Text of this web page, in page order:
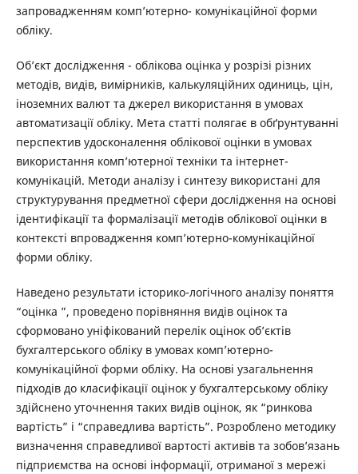
запровадженням комп’ютерно- комунікаційної форми
обліку.
Об’єкт дослідження - облікова оцінка у розрізі різних
методів, видів, вимірників, калькуляційних одиниць, цін,
іноземних валют та джерел використання в умовах
автоматизації обліку. Мета статті полягає в обґрунтуванні
перспектив удосконалення облікової оцінки в умовах
використання комп’ютерної техніки та інтернет-
комунікацій. Методи аналізу і синтезу використані для
структурування предметної сфери дослідження на основі
ідентифікації та формалізації методів облікової оцінки в
контексті впровадження комп’ютерно-комунікаційної
форми обліку.
Наведено результати історико-логічного аналізу поняття
“оцінка ”, проведено порівняння видів оцінок та
сформовано уніфікований перелік оцінок об’єктів
бухгалтерського обліку в умовах комп’ютерно-
комунікаційної форми обліку. На основі узагальнення
підходів до класифікації оцінок у бухгалтерському обліку
здійснено уточнення таких видів оцінок, як “ринкова
вартість” і “справедлива вартість”. Розроблено методику
визначення справедливої вартості активів та зобов’язань
підприємства на основі інформації, отриманої з мережі